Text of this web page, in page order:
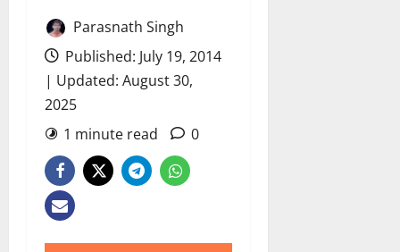
Parasnath Singh
Published: July 19, 2014
| Updated: August 30,
2025
1 minute read
0